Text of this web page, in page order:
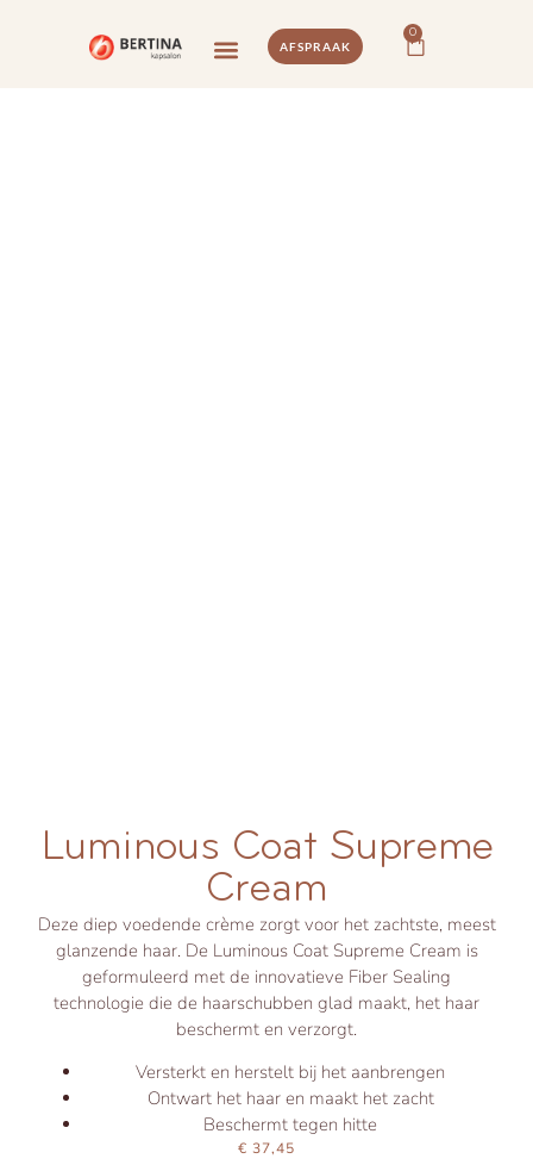
AFSPRAAK
0
Luminous Coat Supreme
Cream
Deze diep voedende crème zorgt voor het zachtste, meest
glanzende haar. De Luminous Coat Supreme Cream is
geformuleerd met de innovatieve Fiber Sealing
technologie die de haarschubben glad maakt, het haar
beschermt en verzorgt.
Versterkt en herstelt bij het aanbrengen
Ontwart het haar en maakt het zacht
Beschermt tegen hitte
€ 37,45